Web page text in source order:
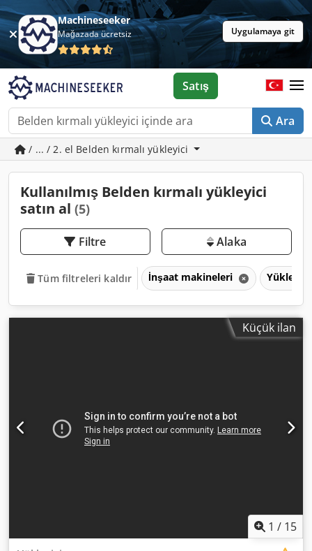
Machineseeker
Mağazada ücretsiz Uygulamaya git
Ara
Satış
/ ... / 2. el Belden kırmalı yükleyici
Kullanılmış Belden kırmalı yükleyici
satın al (5)
Filtre Alaka
Tüm filtreleri kaldır İnşaat makineleri
Küçük ilan
1 / 15